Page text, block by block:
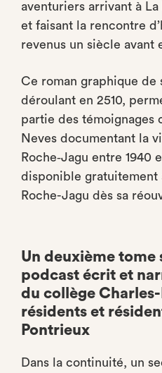
aventuriers arrivant à
et faisant la rencontre
revenus un siècle avant
Ce roman graphique
déroulant en 2510,
partie des témoignages
Neves documentant la
Roche‑Jagu entre 1940
disponible gratuitement
Roche-Jagu dès sa
Un deuxième tome
podcast écrit et
du collège
résidents et
Pontrieux
Dans la continuité, un